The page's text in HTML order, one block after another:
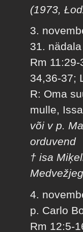
(1973,
3.
31.
Rm
34,36-37;
R: Oma
mulle,
või v p.
orduvend
† isa
4.
p. Carlo
Rm 12:5-